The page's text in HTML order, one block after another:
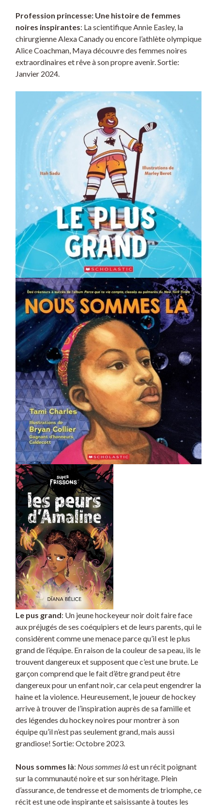
Profession princesse: Une histoire de femmes
noires inspirantes: La scientifique Annie Easley, la
chirurgienne Alexa Canady ou encore l’athlète olympique
Alice Coachman, Maya découvre des femmes noires
extraordinaires et rêve à son propre avenir. Sortie:
Janvier 2024.
Le pus grand: Un jeune hockeyeur noir doit faire face
aux préjugés de ses coéquipiers et de leurs parents, qui le
considèrent comme une menace parce qu’il est le plus
grand de l’équipe. En raison de la couleur de sa peau, ils le
trouvent dangereux et supposent que c’est une brute. Le
garçon comprend que le fait d’être grand peut être
dangereux pour un enfant noir, car cela peut engendrer la
haine et la violence. Heureusement, le joueur de hockey
arrive à trouver de l’inspiration auprès de sa famille et
des légendes du hockey noires pour montrer à son
équipe qu’il n’est pas seulement grand, mais aussi
grandiose! Sortie: Octobre 2023.
Nous sommes là: Nous sommes làest un récit poignant
sur la communauté noire et sur son héritage. Plein
d’assurance, de tendresse et de moments de triomphe, ce
récit est une ode inspirante et saisissante à toutes les